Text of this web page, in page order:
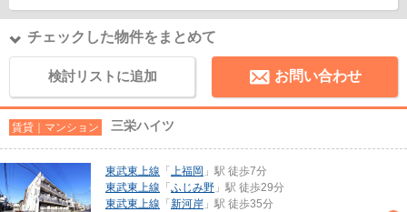
チェックした物件をまとめて
検討リストに追加 お問い合わせ
賃貸｜マンション 三栄ハイツ
東武東上線 「 上福岡 」駅 徒歩7分
東武東上線 「 ふじみ野 」駅 徒歩29分
東武東上線 「 新河岸 」駅 徒歩35分